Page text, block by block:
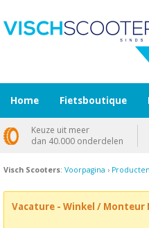
Visch Scooters: Voorpagina › Producten
Vacature - Winkel / Monteur
Home Fietsboutique
Keuze uit meer
dan 40.000 onderdelen